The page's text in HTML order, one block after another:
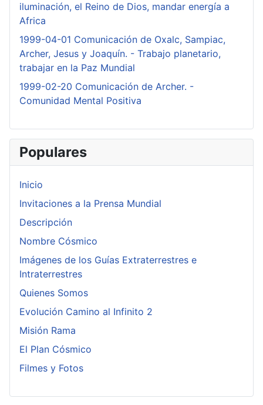
iluminación, el Reino de Dios, mandar energía a
Africa
1999-04-01 Comunicación de Oxalc, Sampiac,
Archer, Jesus y Joaquín. - Trabajo planetario,
trabajar en la Paz Mundial
1999-02-20 Comunicación de Archer. -
Comunidad Mental Positiva
Populares
Inicio
Invitaciones a la Prensa Mundial
Descripción
Nombre Cósmico
Imágenes de los Guías Extraterrestres e
Intraterrestres
Quienes Somos
Evolución Camino al Infinito 2
Misión Rama
El Plan Cósmico
Filmes y Fotos